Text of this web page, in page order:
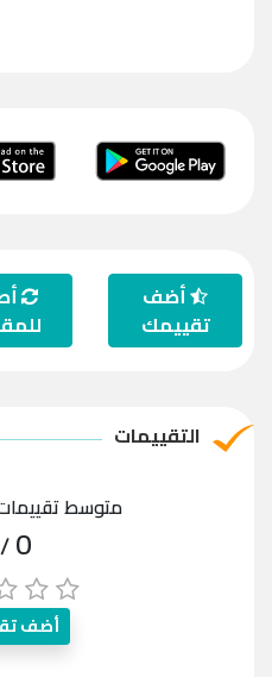
أضف
تقييمك
التقييمات
متوسط
0
/ 5
أضف